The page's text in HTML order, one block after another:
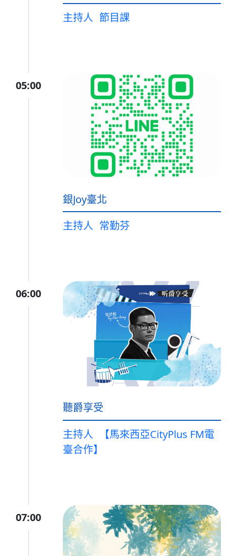
主持人 節目課
05:00
銀Joy臺北
主持人 常勤芬
06:00
聽爵享受
主持人
【馬來西亞CityPlus FM電
臺合作】
07:00